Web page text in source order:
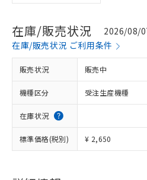
在庫/販売状況
2026/08/
在庫/販売状況 ご利用条件
販売状況 販売中
機種区分 受注生産機種
在庫状況
標準価格(税別) ¥ 2,650